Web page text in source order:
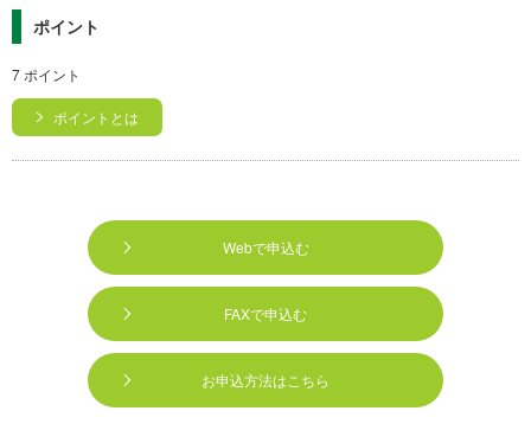
ポイント
7 ポイント
ポイントとは
Webで申込む
FAXで申込む
お申込方法はこちら